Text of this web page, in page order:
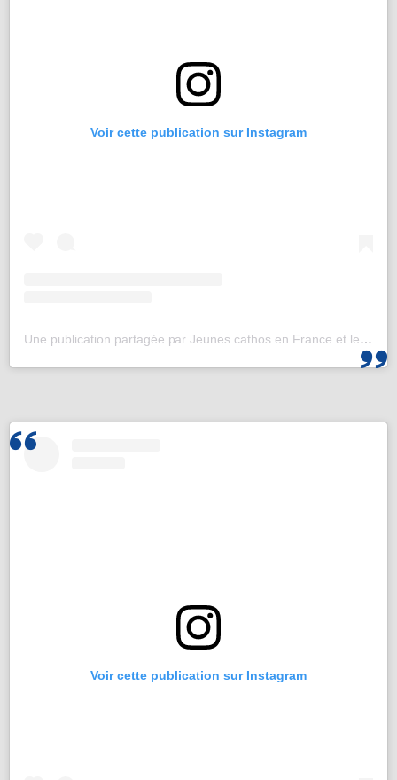
Voir cette publication sur Instagram
Une publication partagée par Jeunes cathos en France et les JMJ de Corée 2027 (@jeunescathos_fr)
Voir cette publication sur Instagram